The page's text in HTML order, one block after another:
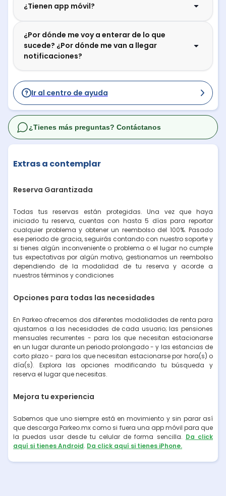
¿Tienen app móvil?
¿Por dónde me voy a enterar de lo que
sucede? ¿Por dónde me van a llegar
notificaciones?
Ir al centro de ayuda
Extras a contemplar
Reserva Garantizada
Todas tus reservas están protegidas. Una vez que haya
iniciado tu reserva, cuentas con hasta 5 días para reportar
cualquier problema y obtener un reembolso del 100%. Pasado
ese periodo de gracia, seguirás contando con nuestro soporte y
si tienes algún inconveniente o problema o el lugar no cumple
tus expectativas por algún motivo, gestionamos un reembolso
dependiendo de la modalidad de tu reserva y acorde a
nuestros términos y condiciones
Opciones para todas las necesidades
En Parkeo ofrecemos dos diferentes modalidades de renta para
ajustarnos a las necesidades de cada usuario; las pensiones
mensuales recurrentes - para los que necesitan estacionarse
en un lugar durante un periodo prolongado - y las estancias de
corto plazo - para los que necesitan estacionarse por hora(s) o
día(s). Explora las opciones modificando tu búsqueda y
reserva el lugar que necesitas.
Mejora tu experiencia
Sabemos que uno siempre está en movimiento y sin parar así
que descarga Parkeo.mx como si fuera una app móvil para que
la puedas usar desde tu celular de forma sencilla. Da click
aquí si tienes Android. Da click aquí si tienes iPhone.
¿Tienes más preguntas? Contáctanos